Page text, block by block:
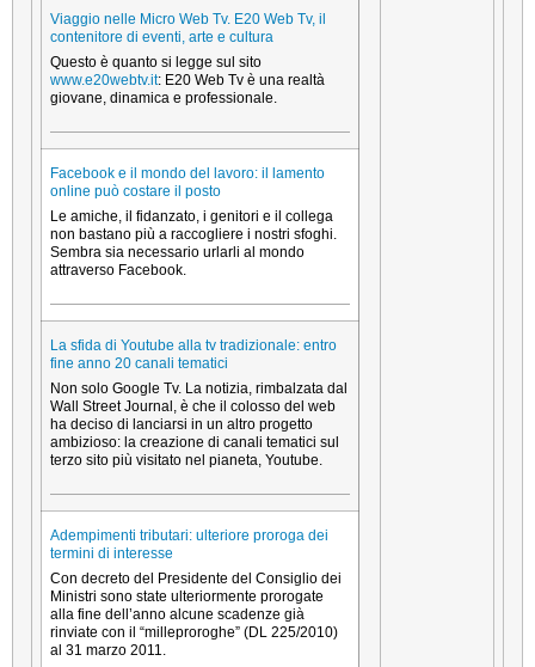
Viaggio nelle Micro Web Tv. E20 Web Tv, il
contenitore di eventi, arte e cultura
Questo è quanto si legge sul sito
www.e20webtv.it: E20 Web Tv è una realtà
giovane, dinamica e professionale.
Facebook e il mondo del lavoro: il lamento
online può costare il posto
Le amiche, il fidanzato, i genitori e il collega
non bastano più a raccogliere i nostri sfoghi.
Sembra sia necessario urlarli al mondo
attraverso Facebook.
La sfida di Youtube alla tv tradizionale: entro
fine anno 20 canali tematici
Non solo Google Tv. La notizia, rimbalzata dal
Wall Street Journal, è che il colosso del web
ha deciso di lanciarsi in un altro progetto
ambizioso: la creazione di canali tematici sul
terzo sito più visitato nel pianeta, Youtube.
Adempimenti tributari: ulteriore proroga dei
termini di interesse
Con decreto del Presidente del Consiglio dei
Ministri sono state ulteriormente prorogate
alla fine dell’anno alcune scadenze già
rinviate con il “milleproroghe” (DL 225/2010)
al 31 marzo 2011.